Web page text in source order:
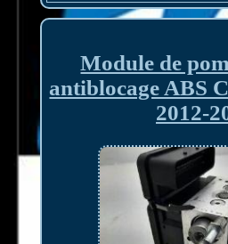
Module de
antiblocage ABS
2012-